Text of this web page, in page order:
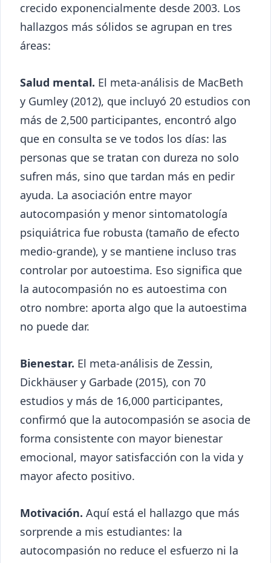
crecido exponencialmente desde 2003. Los
hallazgos más sólidos se agrupan en tres
áreas:
Salud mental. El meta-análisis de MacBeth
y Gumley (2012), que incluyó 20 estudios con
más de 2,500 participantes, encontró algo
que en consulta se ve todos los días: las
personas que se tratan con dureza no solo
sufren más, sino que tardan más en pedir
ayuda. La asociación entre mayor
autocompasión y menor sintomatología
psiquiátrica fue robusta (tamaño de efecto
medio-grande), y se mantiene incluso tras
controlar por autoestima. Eso significa que
la autocompasión no es autoestima con
otro nombre: aporta algo que la autoestima
no puede dar.
Bienestar. El meta-análisis de Zessin,
Dickhäuser y Garbade (2015), con 70
estudios y más de 16,000 participantes,
confirmó que la autocompasión se asocia de
forma consistente con mayor bienestar
emocional, mayor satisfacción con la vida y
mayor afecto positivo.
Motivación. Aquí está el hallazgo que más
sorprende a mis estudiantes: la
autocompasión no reduce el esfuerzo ni la